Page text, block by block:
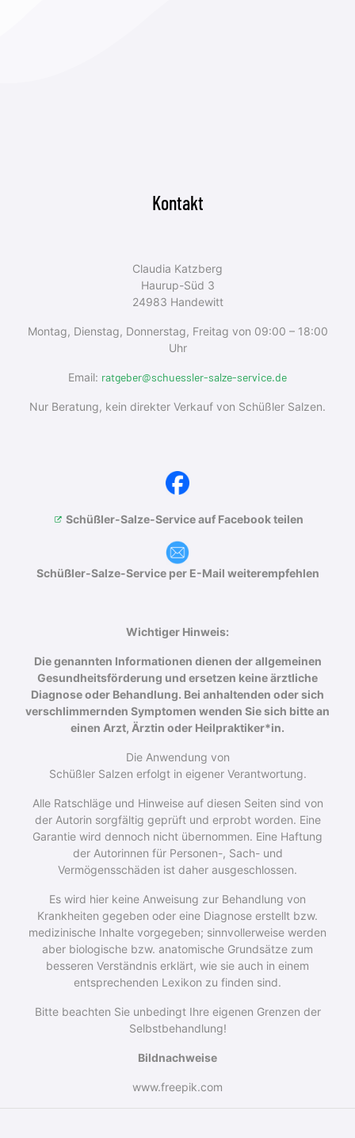
Kontakt
Claudia Katzberg
Haurup-Süd 3
24983 Handewitt
Montag, Dienstag, Donnerstag, Freitag von 09:00 – 18:00
Uhr
Email: ratgeber@schuessler-salze-service.de
Nur Beratung, kein direkter Verkauf von Schüßler Salzen.
Schüßler-Salze-Service auf Facebook teilen
Schüßler-Salze-Service per E-Mail weiterempfehlen
Wichtiger Hinweis:
Die genannten Informationen dienen der allgemeinen
Gesundheitsförderung und ersetzen keine ärztliche
Diagnose oder Behandlung. Bei anhaltenden oder sich
verschlimmernden Symptomen wenden Sie sich bitte an
einen Arzt, Ärztin oder Heilpraktiker*in.
Die Anwendung von
Schüßler Salzen erfolgt in eigener Verantwortung.
Alle Ratschläge und Hinweise auf diesen Seiten sind von
der Autorin sorgfältig geprüft und erprobt worden. Eine
Garantie wird dennoch nicht über­nommen. Eine Haftung
der Autorinnen für Personen-, Sach- und
Vermögensschäden ist daher ausgeschlossen.
Es wird hier keine Anweisung zur Behandlung von
Krankheiten gegeben oder eine Diagnose erstellt bzw.
medizinische Inhalte vorgegeben; sinnvollerweise werden
aber biologische bzw. anatomische Grundsätze zum
besseren Verständnis erklärt, wie sie auch in einem
entsprechenden Lexikon zu finden sind.
Bitte beachten Sie unbedingt Ihre eigenen Grenzen der
Selbstbehandlung!
Bildnachweise
www.freepik.com